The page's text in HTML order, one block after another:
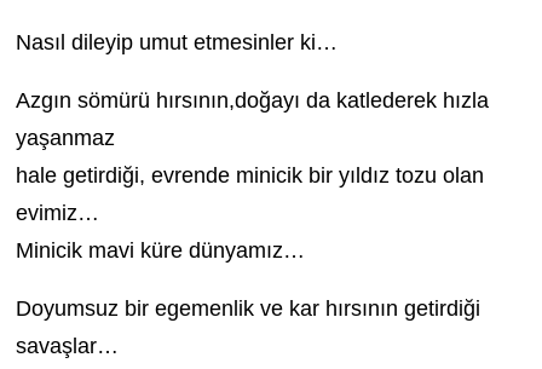
Nasıl dileyip umut etmesinler ki…
Azgın sömürü hırsının,doğayı da katlederek hızla
yaşanmaz
hale getirdiği, evrende minicik bir yıldız tozu olan
evimiz…
Minicik mavi küre dünyamız…
Doyumsuz bir egemenlik ve kar hırsının getirdiği
savaşlar…